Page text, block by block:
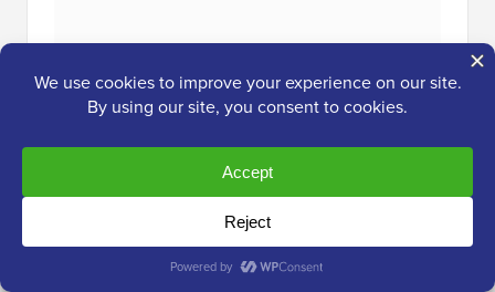
auktionsverktyg som låter dig buda på
premiumdomäner, så det är ett utmärkt val om du har